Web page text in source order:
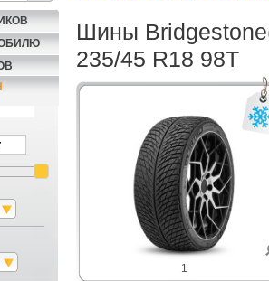
Шины
235/45 R18 98T
1